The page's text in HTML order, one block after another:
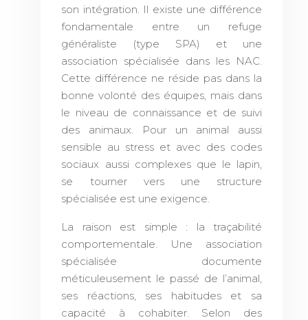
son intégration. Il existe une différence
fondamentale entre un refuge
généraliste (type SPA) et une
association spécialisée dans les NAC.
Cette différence ne réside pas dans la
bonne volonté des équipes, mais dans
le niveau de connaissance et de suivi
des animaux. Pour un animal aussi
sensible au stress et avec des codes
sociaux aussi complexes que le lapin,
se tourner vers une structure
spécialisée est une exigence.
La raison est simple : la traçabilité
comportementale. Une association
spécialisée documente
méticuleusement le passé de l’animal,
ses réactions, ses habitudes et sa
capacité à cohabiter. Selon des